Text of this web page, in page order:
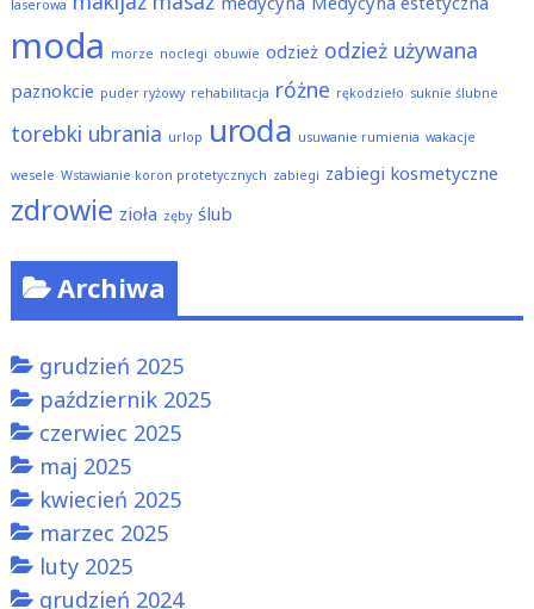
laserowa
moda morze noclegi obuwie odzież odzież używana
paznokcie puder ryżowy rehabilitacja różne rękodzieło suknie ślubne
torebki ubrania urlop uroda usuwanie rumienia wakacje
wesele Wstawianie koron protetycznych zabiegi zabiegi kosmetyczne
zdrowie zioła zęby ślub
Archiwa
grudzień 2025
październik 2025
czerwiec 2025
maj 2025
kwiecień 2025
marzec 2025
luty 2025
grudzień 2024